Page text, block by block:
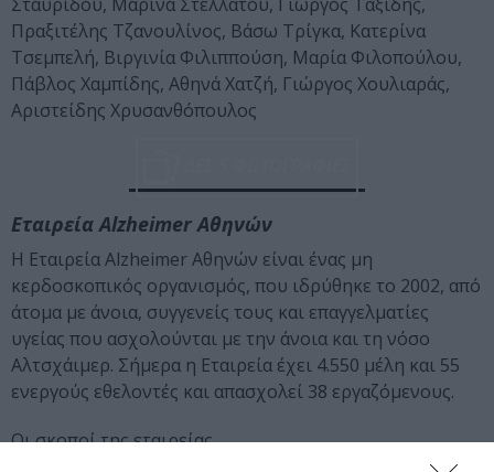
Πραξιτέλης Τζανουλίνος, Βάσω Τρίγκα, Κατερίνα
Τσεμπελή, Βιργινία Φιλιππούση, Μαρία Φιλοπούλου,
Πάβλος Χαμπίδης, Αθηνά Χατζή, Γιώργος Χουλιαράς,
Αριστείδης Χρυσανθόπουλος
Εταιρεία Alzheimer Αθηνών
Η Εταιρεία Alzheimer Αθηνών είναι ένας μη
κερδοσκοπικός οργανισμός, που ιδρύθηκε το 2002, από
άτομα με άνοια, συγγενείς τους και επαγγελματίες
υγείας που ασχολούνται με την άνοια και τη νόσο
Αλτσχάιμερ. Σήμερα η Εταιρεία έχει 4.550 μέλη και 55
ενεργούς εθελοντές και απασχολεί 38 εργαζόμενους.
Οι σκοποί της εταιρείας